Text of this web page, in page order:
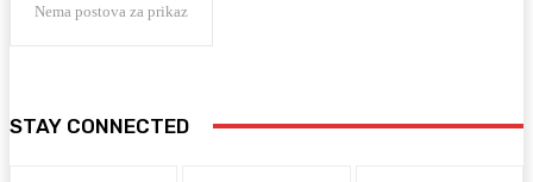
Nema postova za prikaz
STAY CONNECTED